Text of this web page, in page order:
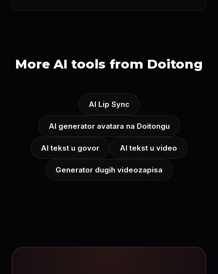
More AI tools from Doitong
AI Lip Sync
AI generator avatara na Doitongu
AI tekst u govor AI tekst u video
Generator dugih videozapisa